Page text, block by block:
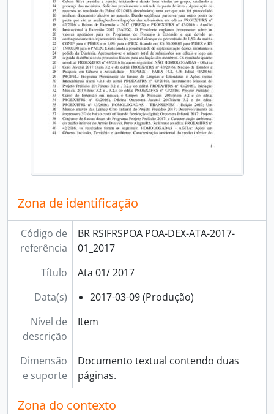
Zona de identificação
Código de
referência
BR RSIFRSPOA POA-DEX-ATA-2017-
01_2017
Título
Ata 01/ 2017
Data(s)
2017-03-09 (Produção)
Nível de
descrição
Item
Dimensão
e suporte
Documento textual contendo duas
páginas.
Zona do contexto